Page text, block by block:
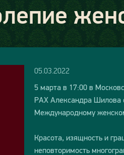
05.03.2022
5 марта в 17:00 в
РАХ Александра Шилова
Международному
Красота, изящность и
неповторимость